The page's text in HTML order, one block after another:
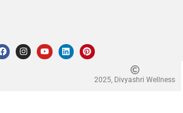
2025, Divyashri Wellness